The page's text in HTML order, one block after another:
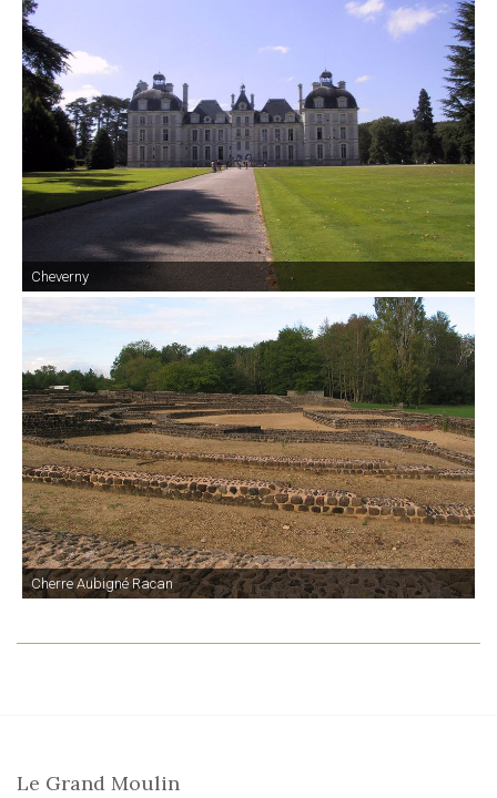
Cheverny
Cherre Aubigné Racan
Le Grand Moulin